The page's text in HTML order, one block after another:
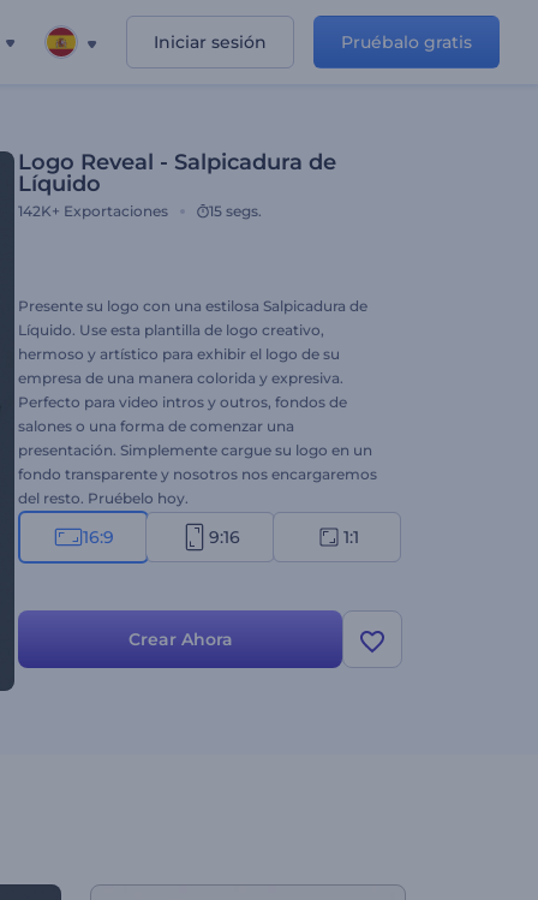
Iniciar sesión Pruébalo gratis
Logo Reveal - Salpicadura de
Líquido
142K+ Exportaciones 15 segs.
Presente su logo con una estilosa Salpicadura de
Líquido. Use esta plantilla de logo creativo,
hermoso y artístico para exhibir el logo de su
empresa de una manera colorida y expresiva.
Perfecto para video intros y outros, fondos de
salones o una forma de comenzar una
presentación. Simplemente cargue su logo en un
fondo transparente y nosotros nos encargaremos
del resto. Pruébelo hoy.
16:9 9:16 1:1
Crear Ahora